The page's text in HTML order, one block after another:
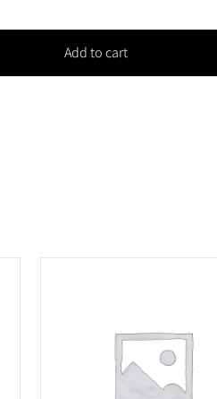
Add to cart